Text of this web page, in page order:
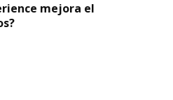
mejora el